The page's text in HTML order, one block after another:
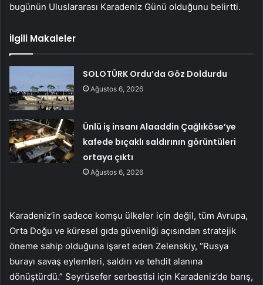
bugünün Uluslararası Karadeniz Günü olduğunu belirtti.
İlgili Makaleler
SOLOTÜRK Ordu’da Göz Doldurdu
Ağustos 6, 2026
Ünlü iş insanı Alaaddin Çağlıköse’ye
kafede bıçaklı saldırının görüntüleri
ortaya çıktı
Ağustos 6, 2026
Karadeniz’in sadece komşu ülkeler için değil, tüm Avrupa,
Orta Doğu ve küresel gıda güvenliği açısından stratejik
öneme sahip olduğuna işaret eden Zelenskiy, “Rusya
burayı savaş eylemleri, saldırı ve tehdit alanına
dönüştürdü.” Seyrüsefer serbestisi için Karadeniz’de barış,